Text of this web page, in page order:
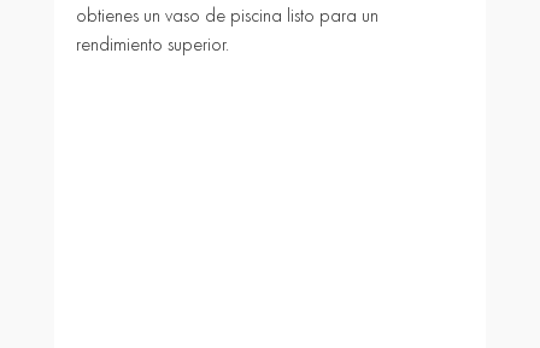
obtienes un vaso de piscina listo para un
rendimiento superior.